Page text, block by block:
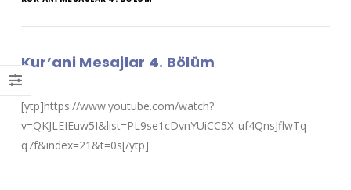
Kur’ani Mesajlar 4. Bölüm
[ytp]https://www.youtube.com/watch?
v=QKJLEIEuw5I&list=PL9se1cDvnYUiCC5X_uf4QnsJflwTq-
q7f&index=21&t=0s[/ytp]